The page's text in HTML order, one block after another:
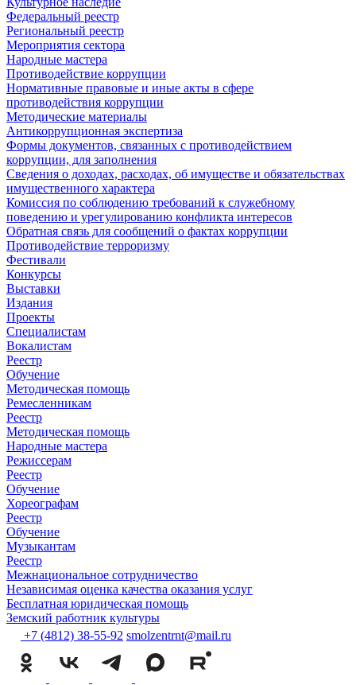
Федеральный реестр
Региональный реестр
Мероприятия сектора
Народные мастера
Противодействие коррупции
Нормативные правовые и иные акты в сфере
противодействия коррупции
Методические материалы
Антикоррупционная экспертиза
Формы документов, связанных с противодействием
коррупции, для заполнения
Сведения о доходах, расходах, об имуществе и обязательствах
имущественного характера
Комиссия по соблюдению требований к служебному
поведению и урегулированию конфликта интересов
Обратная связь для сообщений о фактах коррупции
Противодействие терроризму
Фестивали
Конкурсы
Выставки
Издания
Проекты
Специалистам
Вокалистам
Реестр
Обучение
Методическая помощь
Ремесленникам
Реестр
Методическая помощь
Народные мастера
Режиссерам
Реестр
Обучение
Хореографам
Реестр
Обучение
Музыкантам
Реестр
Межнациональное сотрудничество
Независимая оценка качества оказания услуг
Бесплатная юридическая помощь
Земский работник культуры
+7 (4812) 38-55-92 smolzentrnt@mail.ru